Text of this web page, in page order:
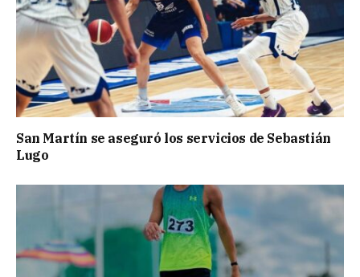
San Martín se aseguró los servicios de Sebastián
Lugo